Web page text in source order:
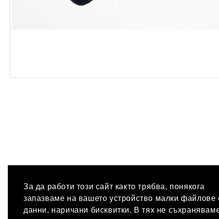
За да работи този сайт както трябва, понякога
запазваме на вашето устройство малки файлове
данни, наричани бисквитки. В тях не